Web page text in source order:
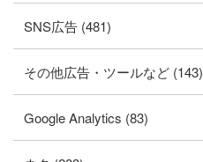
SNS広告 (481)
その他広告・ツールなど (143)
Google Analytics (83)